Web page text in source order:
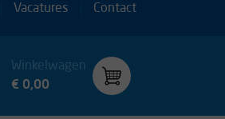
Vacatures Contact
Winkelwagen
€ 0,00